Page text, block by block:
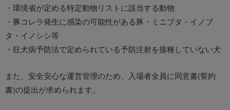
・環境省が定める特定動物リストに該当する動物
・豚コレラ発生に感染の可能性がある豚・ミニブタ・イノブ
タ・イノシシ等
・狂犬病予防法で定められている予防注射を接種していない犬
また、安全安心な運営管理のため、入場者全員に同意書(誓約
書)の提出が求められます。